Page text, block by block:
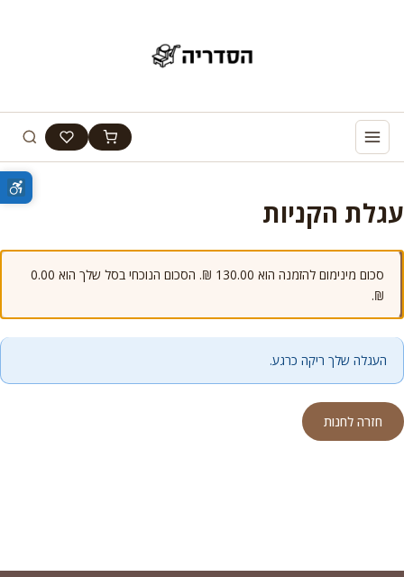
עגלת הקניות
סכום מינימום להזמנה הוא 130.00 ₪. הסכום הנוכחי בסל שלך הוא 0.00
₪.
העגלה שלך ריקה כרגע.
חזרה לחנות